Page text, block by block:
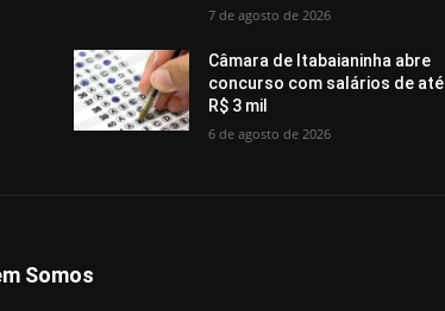
7 de agosto de 2026
Câmara de Itabaianinha abre
concurso com salários de até
R$ 3 mil
6 de agosto de 2026
Somos